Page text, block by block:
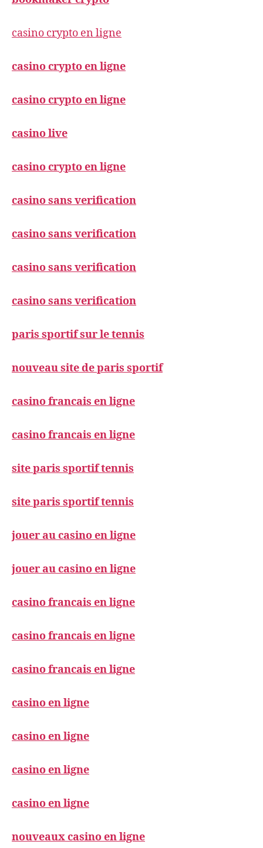
casino crypto en ligne
casino crypto en ligne
casino crypto en ligne
casino live
casino crypto en ligne
casino sans verification
casino sans verification
casino sans verification
casino sans verification
paris sportif sur le tennis
nouveau site de paris sportif
casino francais en ligne
casino francais en ligne
site paris sportif tennis
site paris sportif tennis
jouer au casino en ligne
jouer au casino en ligne
casino francais en ligne
casino francais en ligne
casino francais en ligne
casino en ligne
casino en ligne
casino en ligne
casino en ligne
nouveaux casino en ligne